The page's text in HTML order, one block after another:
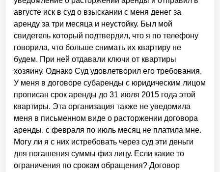
августе иск в суд о взыскании с меня денег за
аренду за три месяца и неустойку. Был мой
свидетель который подтвердил, что я по телефону
говорила, что больше снимать их квартиру не
будем. При ней отдавали ключи от квартиры
хозяину. Однако Суд удовлетворил его требования.
У меня в договоре субаренды с юридическим лицом
прописан срок аренды до 31 июля 2015 года этой
квартиры. Эта организация также не уведомила
меня в письменном виде о расторжении договора
аренды. с февраля по июль месяц не платила мне.
Могу ли я с них истребовать через суд эти деньги
для погашения суммы физ лицу. Если какие то
ограничения по срокам обращения? Договор